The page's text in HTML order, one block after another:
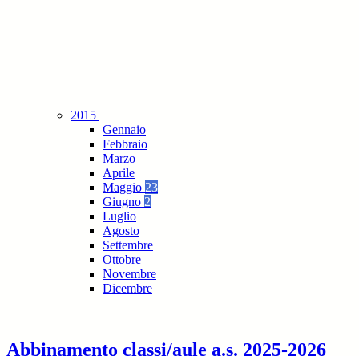
2015
Gennaio
Febbraio
Marzo
Aprile
Maggio 23
Giugno 2
Luglio
Agosto
Settembre
Ottobre
Novembre
Dicembre
Abbinamento classi/aule a.s. 2025-2026